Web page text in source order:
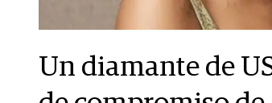
Un diamante de